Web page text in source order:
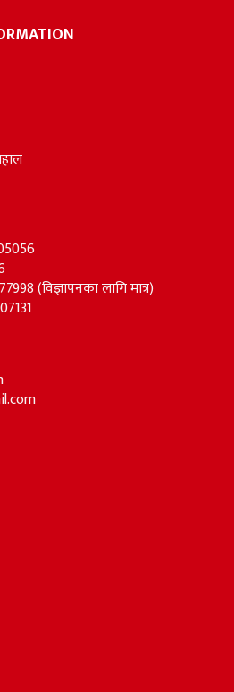
(विज्ञापनका लागि मात्र)